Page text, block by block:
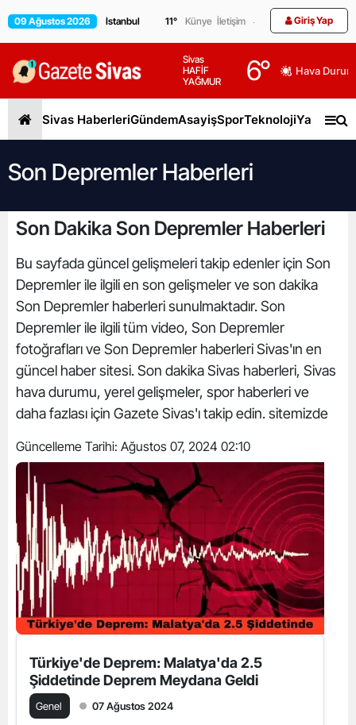
09 Ağustos 2026 11° Künye İletişim Giriş Yap
Sivas
HAFİF
YAĞMUR
6° Hava
Sivas HaberleriGündemAsayişSporTeknolojiYaşam
Son Depremler Haberleri
Son Dakika Son Depremler Haberleri
Bu sayfada güncel gelişmeleri takip edenler için Son
Depremler ile ilgili en son gelişmeler ve son dakika
Son Depremler haberleri sunulmaktadır. Son
Depremler ile ilgili tüm video, Son Depremler
fotoğrafları ve Son Depremler haberleri Sivas'ın en
güncel haber sitesi. Son dakika Sivas haberleri, Sivas
hava durumu, yerel gelişmeler, spor haberleri ve
daha fazlası için Gazete Sivas'ı takip edin. sitemizde
Güncelleme Tarihi: Ağustos 07, 2024 02:10
Türkiye'de Deprem: Malatya'da 2.5
Şiddetinde Deprem Meydana Geldi
Genel 07 Ağustos 2024